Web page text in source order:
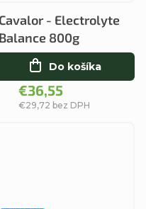
Cavalor - Electrolyte
Balance 800g
€29,72 bez DPH
€36,55
Do košíka